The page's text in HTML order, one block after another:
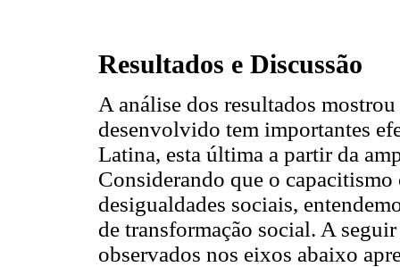
Resultados e Discussão
A análise dos resultados
desenvolvido tem importantes
Latina, esta última a partir da
Considerando que o
desigualdades sociais,
de transformação social. A
observados nos eixos abaixo